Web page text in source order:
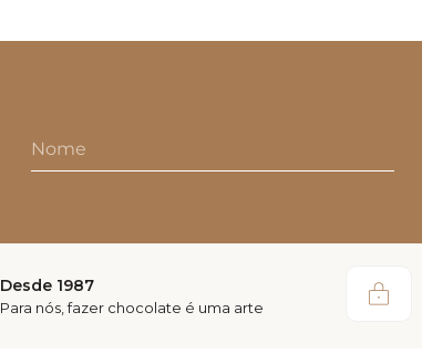
Desde 1987
Para nós, fazer chocolate é uma arte